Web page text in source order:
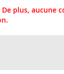
plus,